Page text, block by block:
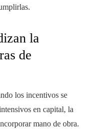
la
de
los incentivos se
en capital, la
mano de obra.